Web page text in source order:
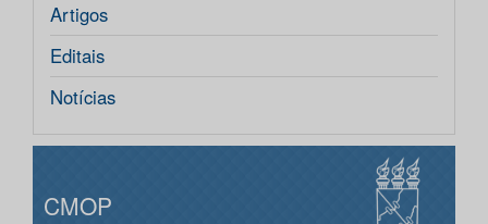
Artigos
Editais
Notícias
CMOP